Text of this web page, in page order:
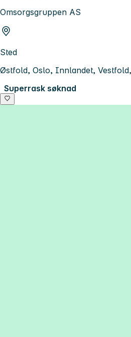
Omsorgsgruppen AS
Sted
Østfold, Oslo, Innlandet,
Superrask søknad